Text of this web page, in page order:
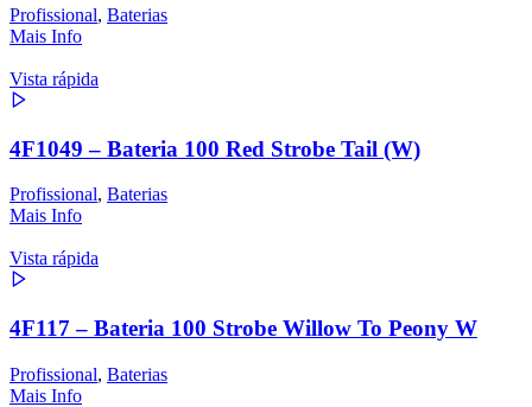
Profissional, Baterias
Mais Info
Vista rápida
4F1049 – Bateria 100 Red Strobe Tail (W)
Profissional, Baterias
Mais Info
Vista rápida
4F117 – Bateria 100 Strobe Willow To Peony W
Profissional, Baterias
Mais Info